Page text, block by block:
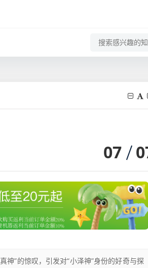
07
神”的惊叹，引发对“小泽神”身份的好奇与探